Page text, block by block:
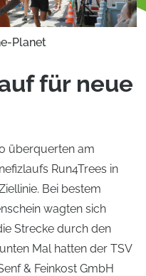
Planet
für neue
überquerten am
Run4Trees in
Bei bestem
wagten sich
Strecke durch den
Mal hatten der TSV
& Feinkost GmbH